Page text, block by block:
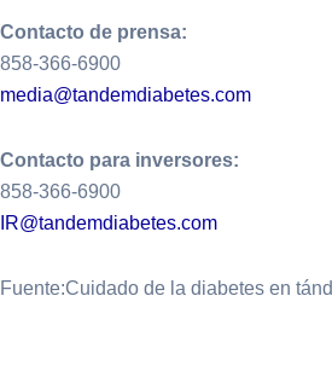
Contacto de prensa:
858-366-6900
media@tandemdiabetes.com
Contacto para inversores:
858-366-6900
IR@tandemdiabetes.com
Fuente:Cuidado de la diabetes en